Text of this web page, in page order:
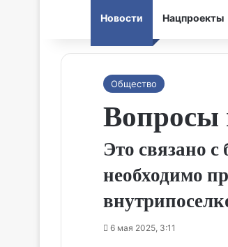
Новости Нацпроекты
Общество
Вопросы
Это связано
необходимо
6 мая 2025, 3:11